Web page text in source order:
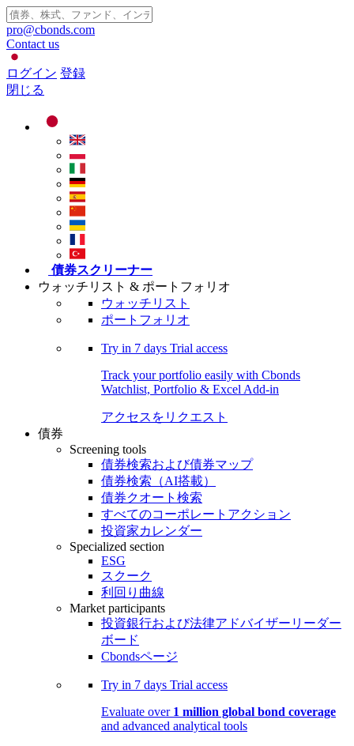
pro@cbonds.com
Contact us
ログイン 登録
閉じる
債券スクリーナー
ウォッチリスト & ポートフォリオ
ウォッチリスト
ポートフォリオ
Try in 7 days Trial access
Track your portfolio easily with Cbonds
Watchlist, Portfolio & Excel Add-in
アクセスをリクエスト
債券
Screening tools
債券検索および債券マップ
債券検索（AI搭載）
債券クオート検索
すべてのコーポレートアクション
投資家カレンダー
Specialized section
ESG
スクーク
利回り曲線
Market participants
投資銀行および法律アドバイザーリーダー
ボード
Cbondsページ
Try in 7 days Trial access
Evaluate over 1 million global bond coverage
and advanced analytical tools